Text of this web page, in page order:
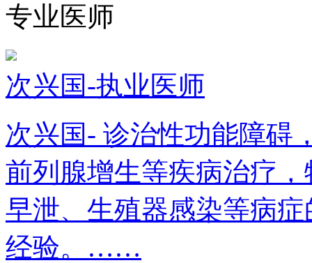
专业医师
次兴国-执业医师
次兴国- 诊治性功能障碍
前列腺增生等疾病治疗
早泄、生殖器感染等病
经验。……